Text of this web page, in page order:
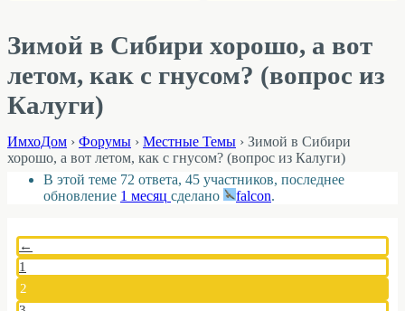
Зимой в Сибири хорошо, а вот
летом, как с гнусом? (вопрос из
Калуги)
ИмхоДом › Форумы › Местные Темы › Зимой в Сибири
хорошо, а вот летом, как с гнусом? (вопрос из Калуги)
В этой теме 72 ответа, 45 участников, последнее
обновление 1 месяц сделано falcon.
←
1
2